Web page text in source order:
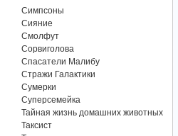
Симпсоны
Сияние
Смолфут
Сорвиголова
Спасатели Малибу
Стражи Галактики
Сумерки
Суперсемейка
Тайная жизнь домашних животных
Таксист